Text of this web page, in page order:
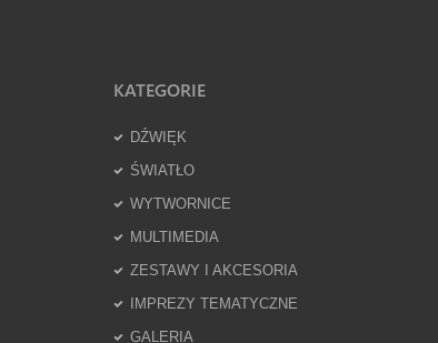
KATEGORIE
DŹWIĘK
ŚWIATŁO
WYTWORNICE
MULTIMEDIA
ZESTAWY I AKCESORIA
IMPREZY TEMATYCZNE
GALERIA